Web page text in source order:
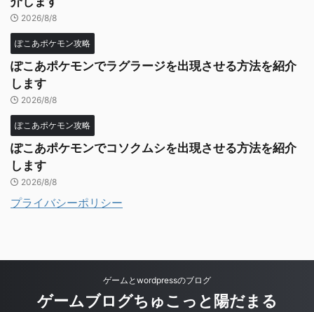
2026/8/8
ぽこあポケモン攻略
ぽこあポケモンでラグラージを出現させる方法を紹介
します
2026/8/8
ぽこあポケモン攻略
ぽこあポケモンでコソクムシを出現させる方法を紹介
します
2026/8/8
プライバシーポリシー
ゲームとwordpressのブログ
ゲームブログちゅこっと陽だまる